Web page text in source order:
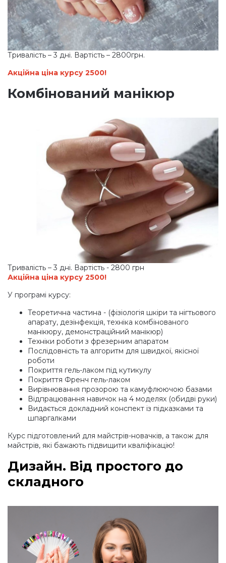
Тривалість – 3 дні. Вартість – 2800грн.
Акційна ціна курсу 2500!
Комбінований манікюр
Тривалість – 3 дні. Вартість - 2800 грн
Акційна ціна курсу 2500!
У програмі курсу:
Теоретична частина - (фізіологія шкіри та нігтьового
апарату, дезінфекція, техніка комбінованого
манікюру, демонстраційний манікюр)
Техніки роботи з фрезерним апаратом
Послідовність та алгоритм для швидкої, якісної
роботи
Покриття гель-лаком під кутикулу
Покриття Френч гель-лаком
Вирівнювання прозорою та камуфлюючою базами
Відпрацювання навичок на 4 моделях (обидві руки)
Видається докладний конспект із підказками та
шпаргалками
Курс підготовлений для майстрів-новачків, а також для
майстрів, які бажають підвищити кваліфікацію!
Дизайн. Від простого до
складного